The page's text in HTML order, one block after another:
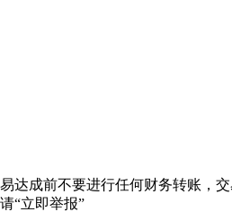
达成前不要进行任何财务转账，
“立即举报”